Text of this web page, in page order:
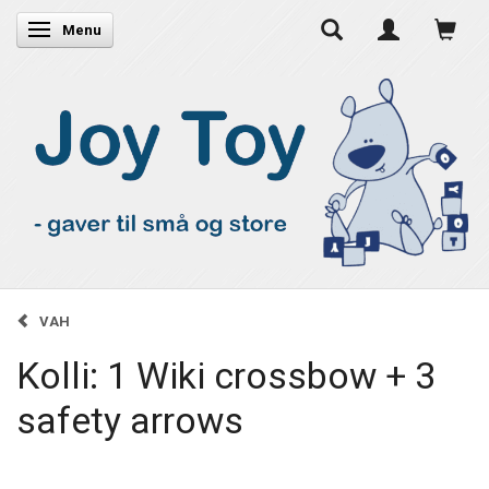
Skifte navigation
Menu
VAH
Kolli: 1 Wiki crossbow + 3
safety arrows